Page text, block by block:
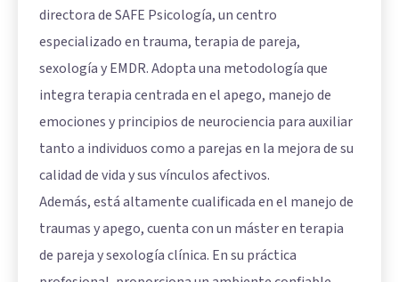
directora de SAFE Psicología, un centro
especializado en trauma, terapia de pareja,
sexología y EMDR. Adopta una metodología que
integra terapia centrada en el apego, manejo de
emociones y principios de neurociencia para auxiliar
tanto a individuos como a parejas en la mejora de su
calidad de vida y sus vínculos afectivos.
Además, está altamente cualificada en el manejo de
traumas y apego, cuenta con un máster en terapia
de pareja y sexología clínica. En su práctica